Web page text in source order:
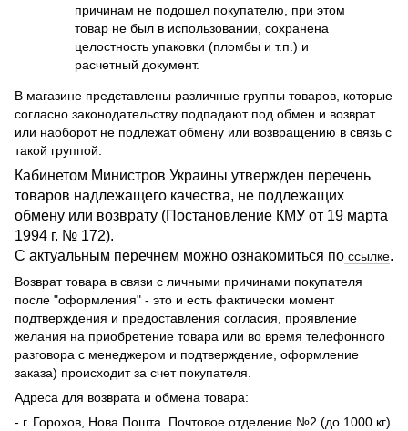
причинам не подошел покупателю, при этом
товар не был в использовании, сохранена
целостность упаковки (пломбы и т.п.) и
расчетный документ.
В магазине представлены различные группы товаров, которые
согласно законодательству подпадают под обмен и возврат
или наоборот не подлежат обмену или возвращению в связь с
такой группой.
Кабинетом Министров Украины утвержден перечень
товаров надлежащего качества, не подлежащих
обмену или возврату (Постановление КМУ от 19 марта
1994 г. № 172).
С актуальным перечнем можно ознакомиться по ссылке.
Возврат товара в связи с личными причинами покупателя
после "оформления" - это и есть фактически момент
подтверждения и предоставления согласия, проявление
желания на приобретение товара или во время телефонного
разговора с менеджером и подтверждение, оформление
заказа) происходит за счет покупателя.
Адреса для возврата и обмена товара:
- г. Горохов, Нова Пошта. Почтовое отделение №2 (до 1000 кг)